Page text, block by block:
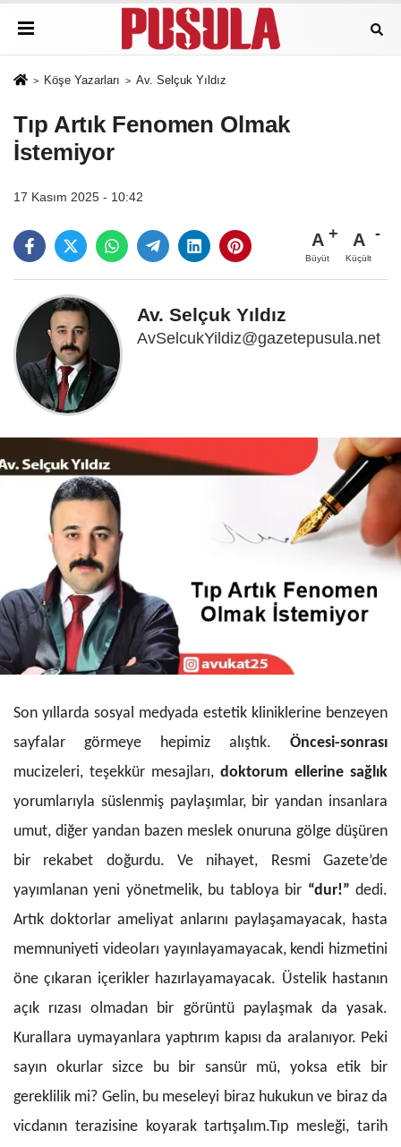
Köşe Yazarları Av. Selçuk Yıldız
Tıp Artık Fenomen Olmak
İstemiyor
17 Kasım 2025 - 10:42
A
Büyüt
A
Küçült
Av. Selçuk Yıldız
AvSelcukYildiz@gazetepusula.net
Son yıllarda sosyal medyada estetik kliniklerine benzeyen
sayfalar görmeye hepimiz alıştık. Öncesi-sonrası
mucizeleri, teşekkür mesajları, doktorum ellerine sağlık
yorumlarıyla süslenmiş paylaşımlar, bir yandan insanlara
umut, diğer yandan bazen meslek onuruna gölge düşüren
bir rekabet doğurdu. Ve nihayet, Resmi Gazete’de
yayımlanan yeni yönetmelik, bu tabloya bir “dur!” dedi.
Artık doktorlar ameliyat anlarını paylaşamayacak, hasta
memnuniyeti videoları yayınlayamayacak, kendi hizmetini
öne çıkaran içerikler hazırlayamayacak. Üstelik hastanın
açık rızası olmadan bir görüntü paylaşmak da yasak.
Kurallara uymayanlara yaptırım kapısı da aralanıyor. Peki
sayın okurlar sizce bu bir sansür mü, yoksa etik bir
gereklilik mi? Gelin, bu meseleyi biraz hukukun ve biraz da
vicdanın terazisine koyarak tartışalım.Tıp mesleği, tarih